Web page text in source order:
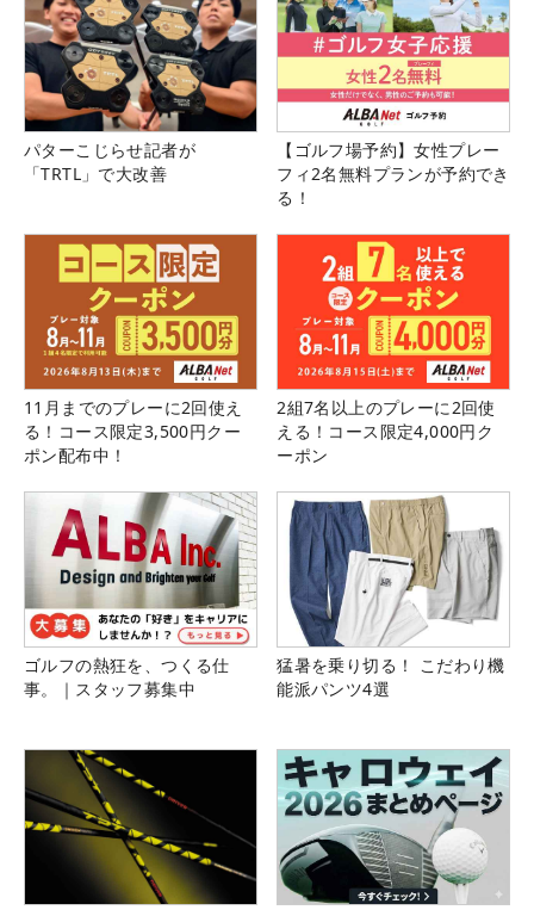
パターこじらせ記者が
「TRTL」で大改善
【ゴルフ場予約】女性プレー
フィ2名無料プランが予約でき
る！
11月までのプレーに2回使え
る！コース限定3,500円クー
ポン配布中！
2組7名以上のプレーに2回使
える！コース限定4,000円ク
ーポン
ゴルフの熱狂を、つくる仕
事。｜スタッフ募集中
猛暑を乗り切る！ こだわり機
能派パンツ4選